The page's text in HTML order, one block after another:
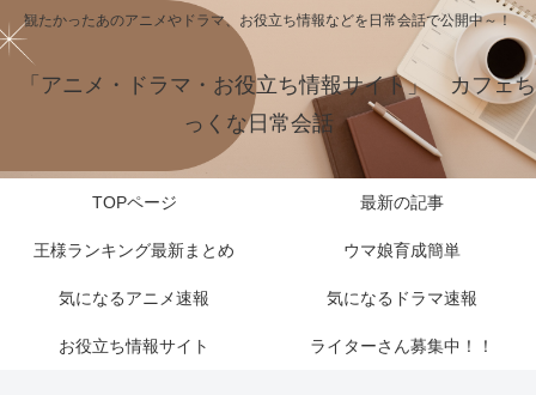
観たかったあのアニメやドラマ、お役立ち情報などを日常会話で公開中～！
「アニメ・ドラマ・お役立ち情報サイト」 カフェち
っくな日常会話
TOPページ 最新の記事
王様ランキング最新まとめ ウマ娘育成簡単
気になるアニメ速報 気になるドラマ速報
お役立ち情報サイト ライターさん募集中！！